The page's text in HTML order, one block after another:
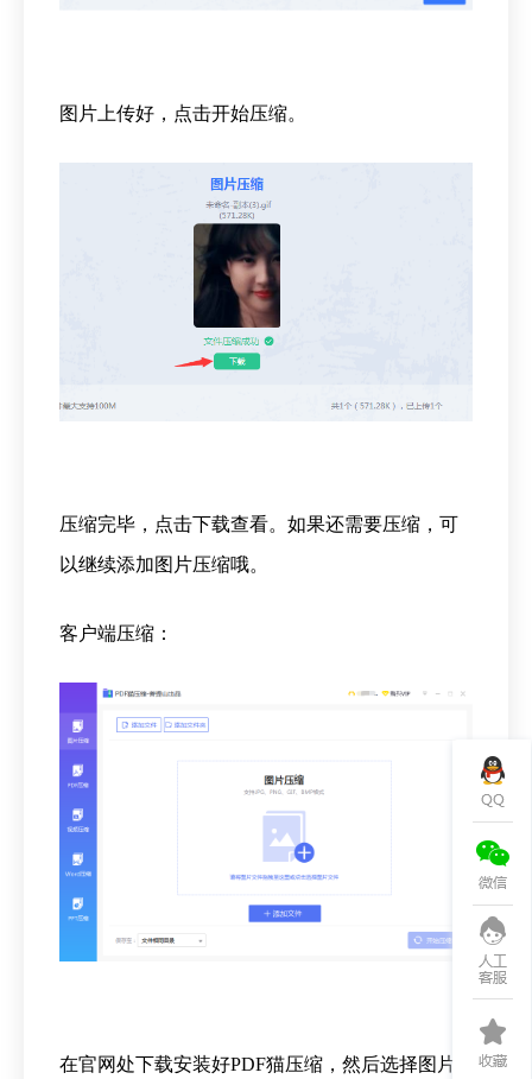
图片上传好，点击开始压缩。
压缩完毕，点击下载查看。如果还需要压缩，可
以继续添加图片压缩哦。
客户端压缩：
在官网处下载安装好PDF猫压缩，然后选择图片